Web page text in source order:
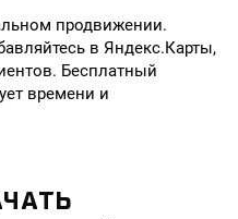
продвижении.
в Яндекс.Карты,
Бесплатный
времени и